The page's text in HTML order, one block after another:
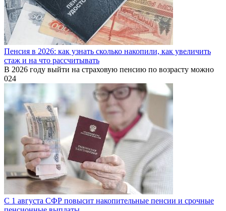
Пенсия в 2026: как узнать сколько накопили, как увеличить
стаж и на что рассчитывать
В 2026 году выйти на страховую пенсию по возрасту можно
024
С 1 августа СФР повысит накопительные пенсии и срочные